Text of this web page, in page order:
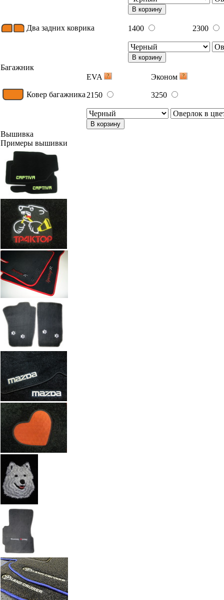
В корзину
Два задних коврика 1400 2300
В корзину
Багажник
EVA
Эконом
Ковер багажника 2150 3250
В корзину
Вышивка
Примеры вышивки